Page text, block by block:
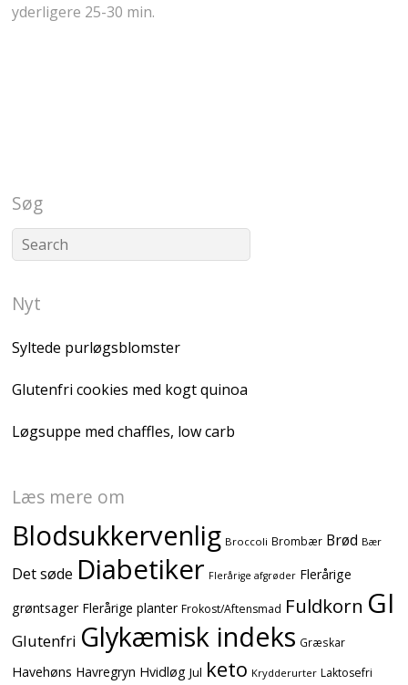
yderligere 25-30 min.
Søg
Nyt
Syltede purløgsblomster
Glutenfri cookies med kogt quinoa
Løgsuppe med chaffles, low carb
Læs mere om
Blodsukkervenlig Broccoli Brombær Brød Bær
Det søde Diabetiker Flerårige afgrøder Flerårige
grøntsager Flerårige planter Frokost/Aftensmad Fuldkorn GI
Glutenfri Glykæmisk indeks Græskar
Havehøns Havregryn Hvidløg Jul keto Krydderurter Laktosefri